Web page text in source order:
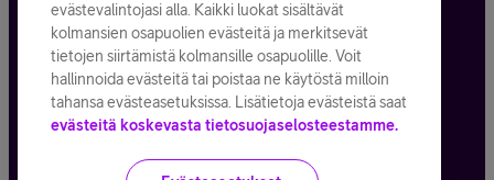
Evästeiden käyttö
Toimitusehdot ja palvelukuvaukset
Kaikki hinnat ALV25,5%
evästevalintojasi alla. Kaikki luokat sisältävät
kolmansien osapuolien evästeitä ja merkitsevät
tietojen siirtämistä kolmansille osapuolille. Voit
hallinnoida evästeitä tai poistaa ne käytöstä milloin
tahansa evästeasetuksissa. Lisätietoja evästeistä saat
evästeitä koskevasta tietosuojaselosteestamme.